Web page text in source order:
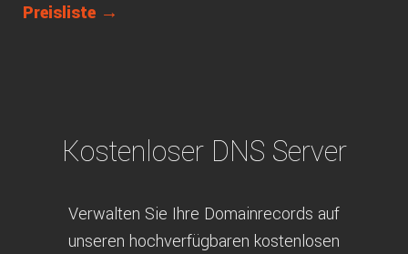
Preisliste →
Kostenloser DNS Server
Verwalten Sie Ihre Domainrecords auf
unseren hochverfügbaren kostenlosen